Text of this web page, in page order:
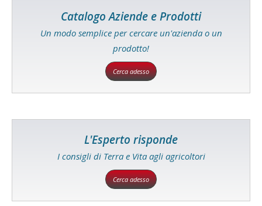
Catalogo Aziende e Prodotti
Un modo semplice per cercare un'azienda o un
prodotto!
Cerca adesso
L'Esperto risponde
I consigli di Terra e Vita agli agricoltori
Cerca adesso